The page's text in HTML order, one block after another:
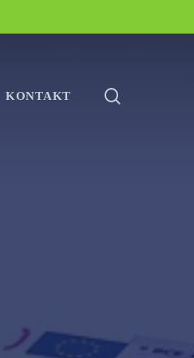
KONTAKT